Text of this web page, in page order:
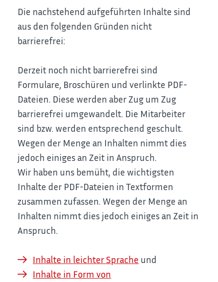
Die nachstehend aufgeführten Inhalte sind
aus den folgenden Gründen nicht
barrierefrei:
Derzeit noch nicht barrierefrei sind
Formulare, Broschüren und verlinkte PDF-
Dateien. Diese werden aber Zug um Zug
barrierefrei umgewandelt. Die Mitarbeiter
sind bzw. werden entsprechend geschult.
Wegen der Menge an Inhalten nimmt dies
jedoch einiges an Zeit in Anspruch.
Wir haben uns bemüht, die wichtigsten
Inhalte der PDF-Dateien in Textformen
zusammen zufassen. Wegen der Menge an
Inhalten nimmt dies jedoch einiges an Zeit in
Anspruch.
Inhalte in leichter Sprache und
Inhalte in Form von